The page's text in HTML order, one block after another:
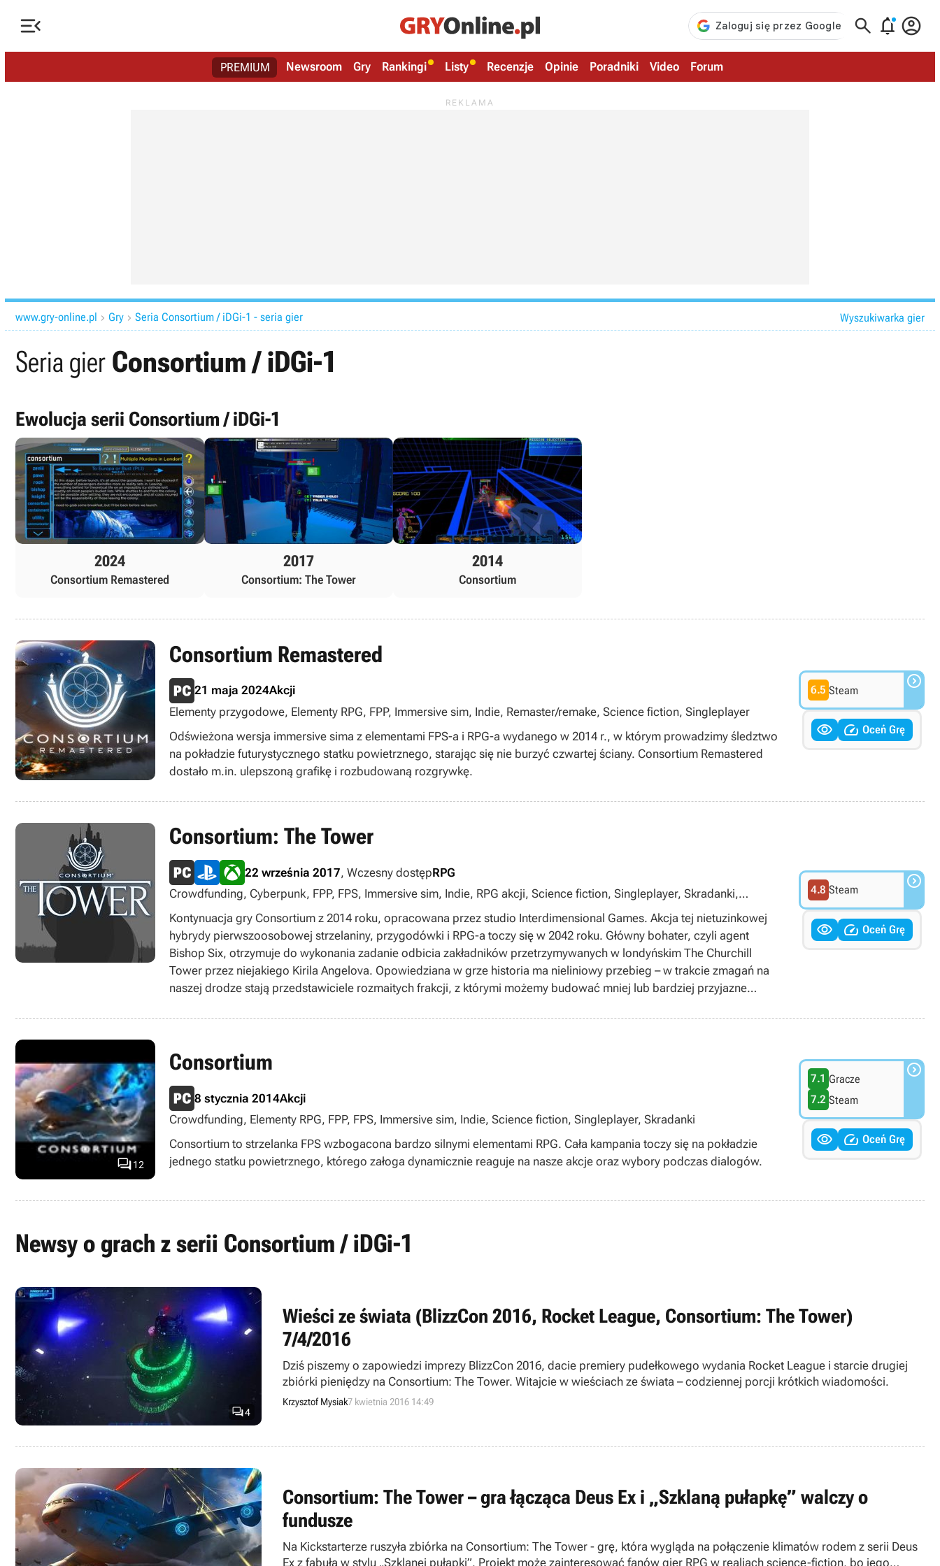
   
PREMIUM Newsroom Gry Rankingi Listy Recenzje Opinie Poradniki Video Forum
www.gry-online.pl  Gry  Seria Consortium / iDGi-1 - seria gier Wyszukiwarka gier
Seria gier Consortium / iDGi-1
Ewolucja serii Consortium / iDGi-1
2024
Consortium Remastered
2017
Consortium: The Tower
2014
Consortium
Consortium Remastered
21 maja 2024Akcji
Elementy przygodowe, Elementy RPG, FPP, Immersive sim, Indie, Remaster/remake, Science fiction, Singleplayer
Odświeżona wersja immersive sima z elementami FPS-a i RPG-a wydanego w 2014 r., w którym prowadzimy śledztwo
na pokładzie futurystycznego statku powietrznego, starając się nie burzyć czwartej ściany. Consortium Remastered
dostało m.in. ulepszoną grafikę i rozbudowaną rozgrywkę.
6.5 Steam 
  Oceń Grę
Consortium: The Tower
22 września 2017, Wczesny dostępRPG
Crowdfunding, Cyberpunk, FPP, FPS, Immersive sim, Indie, RPG akcji, Science fiction, Singleplayer, Skradanki,
Strzelanki
Kontynuacja gry Consortium z 2014 roku, opracowana przez studio Interdimensional Games. Akcja tej nietuzinkowej
hybrydy pierwszoosobowej strzelaniny, przygodówki i RPG-a toczy się w 2042 roku. Główny bohater, czyli agent
Bishop Six, otrzymuje do wykonania zadanie odbicia zakładników przetrzymywanych w londyńskim The Churchill
Tower przez niejakiego Kirila Angelova. Opowiedziana w grze historia ma nieliniowy przebieg – w trakcie zmagań na
naszej drodze stają przedstawiciele rozmaitych frakcji, z którymi możemy budować mniej lub bardziej przyjazne
Z nieliniową fabułą idzie w parze zróżnicowana rozgrywka – konflikty można rozwiązywać zarówno siłowo, jak i na
bohatera potrafiącego oddychać pod wodą i spadać z dużych wysokości, nie odnosząc przy tym żadnych obrażeń.
Dopełnieniem całości są rozmowy z postaciami neutralnymi, które mogą stanowić źródło cennych informacji i
wskazówek. Warto odnotować, że osoby, które ukończyły poprzednią część serii, mogą skorzystać z importu
zapisanych stanów rozgrywki – na pozostałych czeka natomiast skrót wydarzeń przedstawionych w pierwszym
Consortium.
4.8 Steam 
  Oceń Grę
12
Consortium
8 stycznia 2014Akcji
Crowdfunding, Elementy RPG, FPP, FPS, Immersive sim, Indie, Science fiction, Singleplayer, Skradanki
Consortium to strzelanka FPS wzbogacona bardzo silnymi elementami RPG. Cała kampania toczy się na pokładzie
jednego statku powietrznego, którego załoga dynamicznie reaguje na nasze akcje oraz wybory podczas dialogów.
7.1 Gracze
7.2 Steam

  Oceń Grę
Newsy o grach z serii Consortium / iDGi-1
4
Wieści ze świata (BlizzCon 2016, Rocket League, Consortium: The Tower)
7/4/2016
Dziś piszemy o zapowiedzi imprezy BlizzCon 2016, dacie premiery pudełkowego wydania Rocket League i starcie drugiej
zbiórki pieniędzy na Consortium: The Tower. Witajcie w wieściach ze świata – codziennej porcji krótkich wiadomości.
Krzysztof Mysiak7 kwietnia 2016 14:49
Consortium: The Tower – gra łącząca Deus Ex i „Szklaną pułapkę” walczy o
fundusze
Na Kickstarterze ruszyła zbiórka na Consortium: The Tower - grę, która wygląda na połączenie klimatów rodem z serii Deus
Ex z fabułą w stylu „Szklanej pułapki”. Projekt może zainteresować fanów gier RPG w realiach science-fiction, bo jego